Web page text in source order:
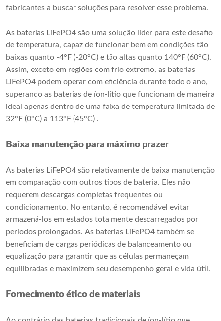
fabricantes a buscar soluções para resolver esse problema.
As baterias LiFePO4 são uma solução líder para este desafio
de temperatura, capaz de funcionar bem em condições tão
baixas quanto -4°F (-20°C) e tão altas quanto 140°F (60°C).
Assim, exceto em regiões com frio extremo, as baterias
LiFePO4 podem operar com eficiência durante todo o ano,
superando as baterias de íon-lítio que funcionam de maneira
ideal apenas dentro de uma faixa de temperatura limitada de
32°F (0°C) a 113°F (45°C) .
Baixa manutenção para máximo prazer
As baterias LiFePO4 são relativamente de baixa manutenção
em comparação com outros tipos de bateria. Eles não
requerem descargas completas frequentes ou
condicionamento. No entanto, é recomendável evitar
armazená-los em estados totalmente descarregados por
períodos prolongados. As baterias LiFePO4 também se
beneficiam de cargas periódicas de balanceamento ou
equalização para garantir que as células permaneçam
equilibradas e maximizem seu desempenho geral e vida útil.
Fornecimento ético de materiais